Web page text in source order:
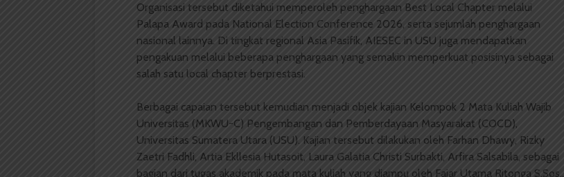
Organisasi tersebut diketahui memperoleh penghargaan Best Local Chapter melalui
Palapa Award pada National Election Conference 2026, serta sejumlah penghargaan
nasional lainnya. Di tingkat regional Asia Pasifik, AIESEC in USU juga mendapatkan
pengakuan melalui beberapa penghargaan yang semakin memperkuat posisinya sebagai
salah satu local chapter berprestasi.
Berbagai capaian tersebut kemudian menjadi objek kajian Kelompok 2 Mata Kuliah Wajib
Universitas (MKWU-C) Pengembangan dan Pemberdayaan Masyarakat (COCD),
Universitas Sumatera Utara (USU). Kajian tersebut dilakukan oleh Farhan Dhawy, Rizky
Zaetri Fadhli, Artia Ekllesia Hutasoit, Laura Galatia Christi Surbakti, Arfira Salsabila, sebagai
bagian dari tugas akademik pada mata kuliah yang diampu oleh Fajar Utama Ritonga S.Sos.,